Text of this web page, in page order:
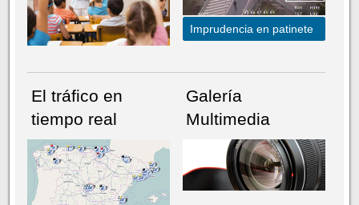
Imprudencia en patinete
El tráfico en
tiempo real
Galería
Multimedia